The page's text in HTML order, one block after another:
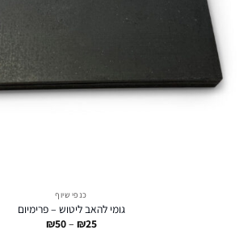
כנפי שיוף
גומי להאב ליטוש – פרימיום
₪25
–
₪50 טווח